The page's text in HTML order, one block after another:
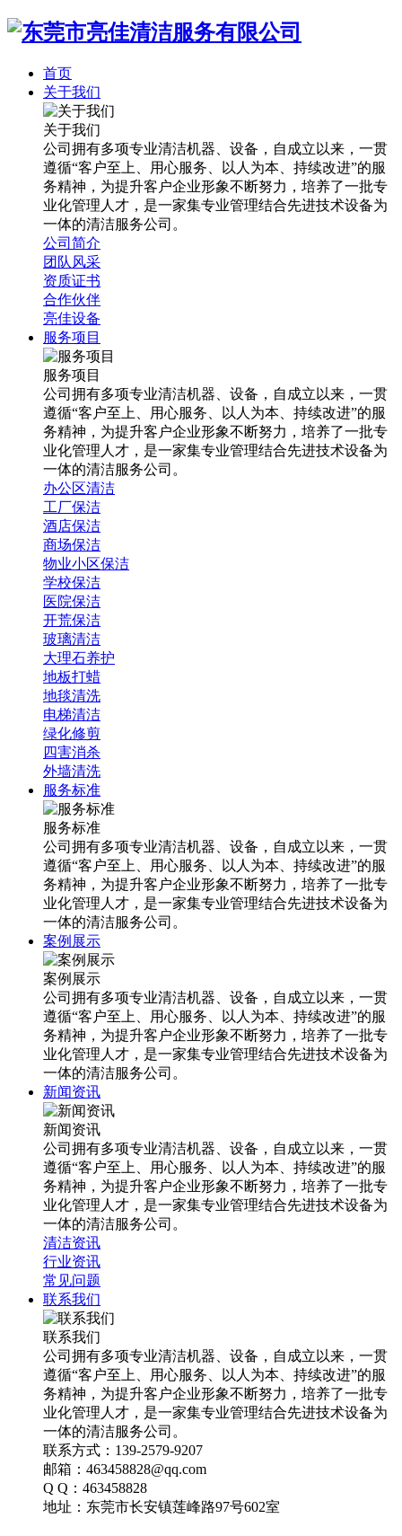
首页
关于我们
关于我们
公司拥有多项专业清洁机器、设备，自成立以来，一贯
遵循“客户至上、用心服务、以人为本、持续改进”的服
务精神，为提升客户企业形象不断努力，培养了一批专
业化管理人才，是一家集专业管理结合先进技术设备为
一体的清洁服务公司。
公司简介
团队风采
资质证书
合作伙伴
亮佳设备
服务项目
服务项目
公司拥有多项专业清洁机器、设备，自成立以来，一贯
遵循“客户至上、用心服务、以人为本、持续改进”的服
务精神，为提升客户企业形象不断努力，培养了一批专
业化管理人才，是一家集专业管理结合先进技术设备为
一体的清洁服务公司。
办公区清洁
工厂保洁
酒店保洁
商场保洁
物业小区保洁
学校保洁
医院保洁
开荒保洁
玻璃清洁
大理石养护
地板打蜡
地毯清洗
电梯清洁
绿化修剪
四害消杀
外墙清洗
服务标准
服务标准
公司拥有多项专业清洁机器、设备，自成立以来，一贯
遵循“客户至上、用心服务、以人为本、持续改进”的服
务精神，为提升客户企业形象不断努力，培养了一批专
业化管理人才，是一家集专业管理结合先进技术设备为
一体的清洁服务公司。
案例展示
案例展示
公司拥有多项专业清洁机器、设备，自成立以来，一贯
遵循“客户至上、用心服务、以人为本、持续改进”的服
务精神，为提升客户企业形象不断努力，培养了一批专
业化管理人才，是一家集专业管理结合先进技术设备为
一体的清洁服务公司。
新闻资讯
新闻资讯
公司拥有多项专业清洁机器、设备，自成立以来，一贯
遵循“客户至上、用心服务、以人为本、持续改进”的服
务精神，为提升客户企业形象不断努力，培养了一批专
业化管理人才，是一家集专业管理结合先进技术设备为
一体的清洁服务公司。
清洁资讯
行业资讯
常见问题
联系我们
联系我们
公司拥有多项专业清洁机器、设备，自成立以来，一贯
遵循“客户至上、用心服务、以人为本、持续改进”的服
务精神，为提升客户企业形象不断努力，培养了一批专
业化管理人才，是一家集专业管理结合先进技术设备为
一体的清洁服务公司。
联系方式：139-2579-9207
邮箱：463458828@qq.com
Q Q：463458828
地址：东莞市长安镇莲峰路97号602室